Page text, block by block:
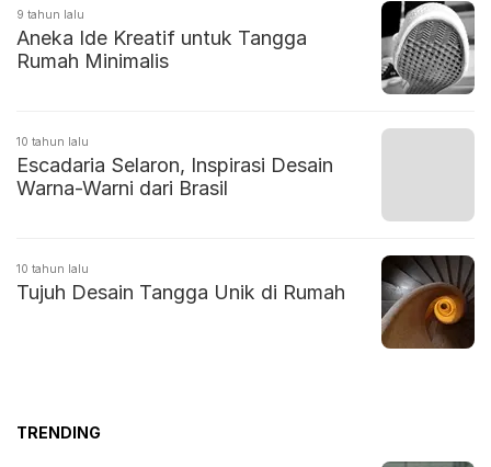
9 tahun lalu
Aneka Ide Kreatif untuk Tangga
Rumah Minimalis
10 tahun lalu
Escadaria Selaron, Inspirasi Desain
Warna-Warni dari Brasil
10 tahun lalu
Tujuh Desain Tangga Unik di Rumah
TRENDING